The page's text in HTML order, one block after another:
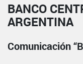
BANCO
ARGENTINA
Comunicación